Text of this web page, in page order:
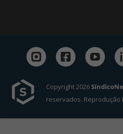
Copyright 2026
reservados. Reprodução